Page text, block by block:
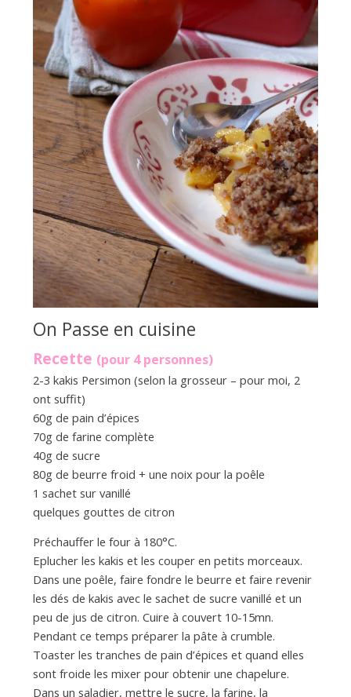
On Passe en cuisine
Recette (pour 4 personnes)
2-3 kakis Persimon (selon la grosseur – pour moi, 2
ont suffit)
60g de pain d’épices
70g de farine complète
40g de sucre
80g de beurre froid + une noix pour la poêle
1 sachet sur vanillé
quelques gouttes de citron
Préchauffer le four à 180°C.
Eplucher les kakis et les couper en petits morceaux.
Dans une poêle, faire fondre le beurre et faire revenir
les dés de kakis avec le sachet de sucre vanillé et un
peu de jus de citron. Cuire à couvert 10-15mn.
Pendant ce temps préparer la pâte à crumble.
Toaster les tranches de pain d’épices et quand elles
sont froide les mixer pour obtenir une chapelure.
Dans un saladier, mettre le sucre, la farine, la